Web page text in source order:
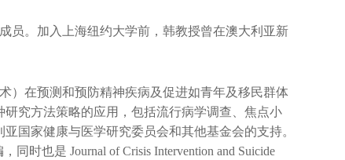
。加入上海纽约大学前，韩教授曾在澳大利亚新
在预测和预防精神疾病及促进如青年及移民群体
究方法策略的应用，包括流行病学调查、焦点小
国家健康与医学研究委员会和其他基金会的支持。
同时也是 Journal of Crisis Intervention and Suicide